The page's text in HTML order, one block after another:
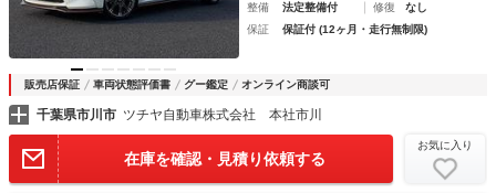
整備
法定整備付 修復
なし
保証
保証付 (12ヶ月・走行無制限)
販売店保証 車両状態評価書 グー鑑定 オンライン商談可
千葉県市川市 ツチヤ自動車株式会社 本社市川
在庫を確認・見積り依頼する
お気に入り